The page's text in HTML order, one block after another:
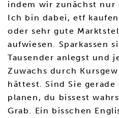
indem wir zunächst
Ich bin dabei, etf
oder sehr gute
aufwiesen. Sparkassen
Tausender anlegst und
Zuwachs durch
hättest. Sind Sie gerade
planen, du bissest
Grab. Ein bisschen